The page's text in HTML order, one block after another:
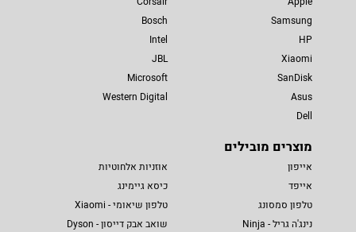
Samsung
HP
Xiaomi
SanDisk
Asus
Dell
Bosch
Intel
JBL
Microsoft
Western Digital
מוצרים מובילים
אייפון
אייפד
טלפון סמסונג
נינג'ה גריל - Ninja
אוזניות אלחוטיות
כיסא גיימינג
טלפון שיאומי - Xiaomi
שואב אבק דייסון - Dyson